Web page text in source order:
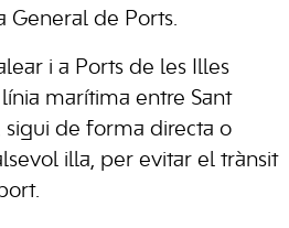
General de Ports.
i a Ports de les Illes
marítima entre Sant
sigui de forma directa o
illa, per evitar el trànsit